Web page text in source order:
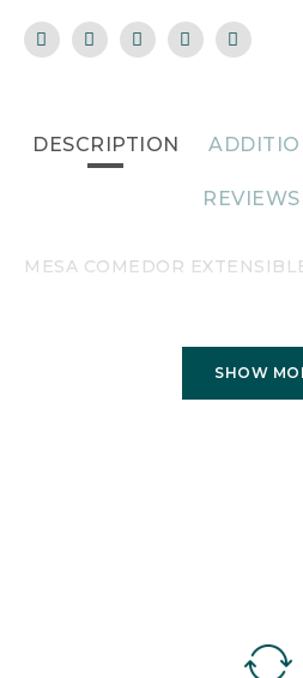
DESCRIPTION
MESA COMEDOR
SHOW